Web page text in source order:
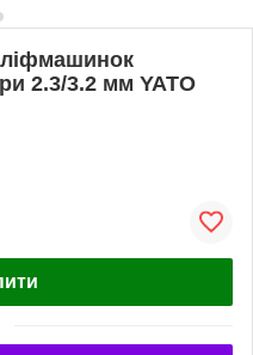
2.3/3.2 мм YATO